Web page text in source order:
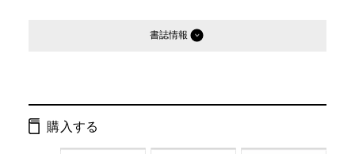
書誌情報
ISBN： 9784344405417
購入する